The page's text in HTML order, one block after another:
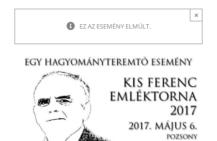
EZ AZ ESEMÉNY ELMÚLT.
×